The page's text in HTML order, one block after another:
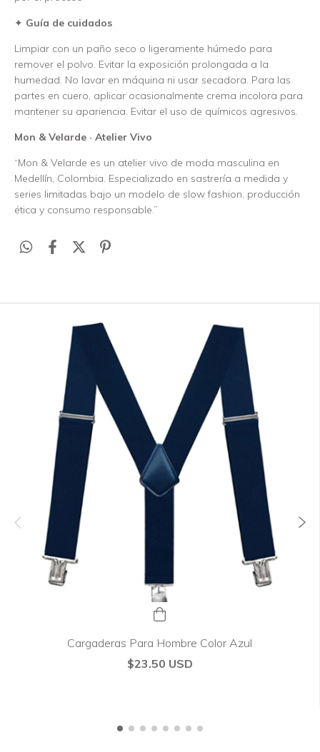
✦ Guía de cuidados
Limpiar con un paño seco o ligeramente húmedo para
remover el polvo. Evitar la exposición prolongada a la
humedad. No lavar en máquina ni usar secadora. Para las
partes en cuero, aplicar ocasionalmente crema incolora para
mantener su apariencia. Evitar el uso de químicos agresivos.
Mon & Velarde · Atelier Vivo
“Mon & Velarde es un atelier vivo de moda masculina en
Medellín, Colombia. Especializado en sastrería a medida y
series limitadas bajo un modelo de slow fashion, producción
ética y consumo responsable.”
Cargaderas Para Hombre Color Azul
$23.50 USD